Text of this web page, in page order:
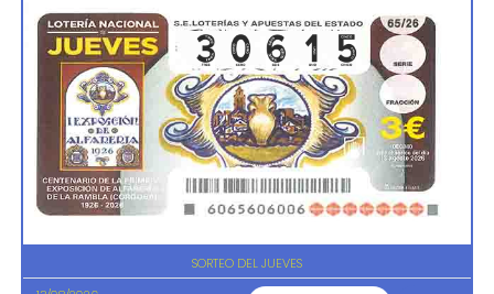
SORTEO DEL JUEVES